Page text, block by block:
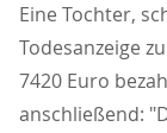
Eine Tochter,
Todesanzeige
7420 Euro
anschließend: